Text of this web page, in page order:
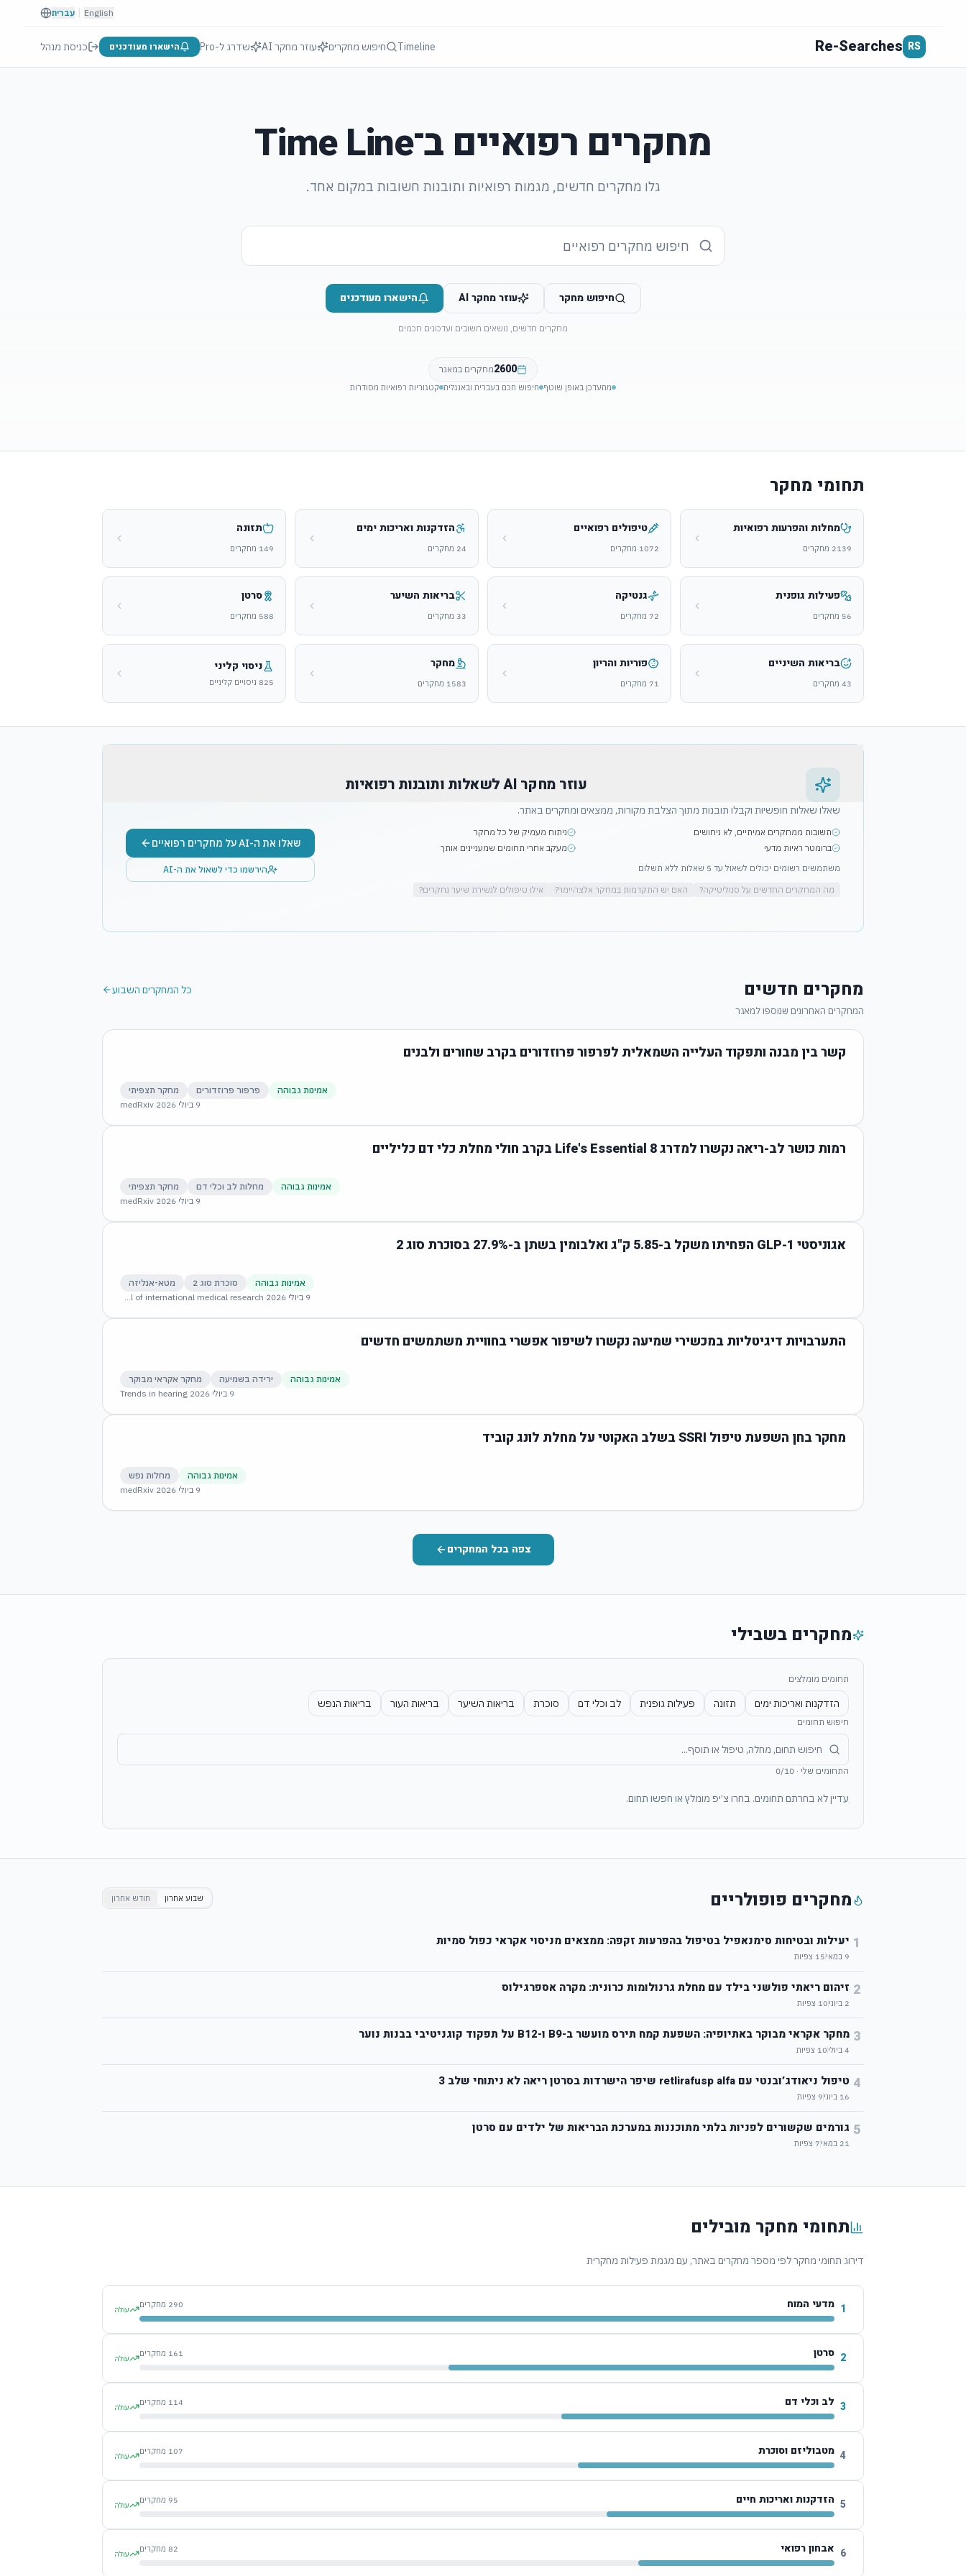
עברית | English
RS
Re-Searches
Timeline חיפוש מחקרים עוזר מחקר AI שדרג ל-Pro הישארו מעודכנים כניסת מנהל
מחקרים רפואיים ב־Time Line
גלו מחקרים חדשים, מגמות רפואיות ותובנות חשובות במקום אחד.
הישארו מעודכנים עוזר מחקר AI חיפוש מחקר
מחקרים חדשים, נושאים חשובים ועדכונים חכמים
2600מחקרים במאגר
מתעדכן באופן שוטף חיפוש חכם בעברית ובאנגלית קטגוריות רפואיות מסודרות
תחומי מחקר
מחלות והפרעות רפואיות
2139 מחקרים
טיפולים רפואיים
1072 מחקרים
הזדקנות ואריכות ימים
24 מחקרים
תזונה
149 מחקרים
פעילות גופנית
56 מחקרים
גנטיקה
72 מחקרים
בריאות השיער
33 מחקרים
סרטן
588 מחקרים
בריאות השיניים
43 מחקרים
פוריות והריון
71 מחקרים
מחקר
1583 מחקרים
ניסוי קליני
825 ניסויים קליניים
עוזר מחקר AI לשאלות ותובנות רפואיות
שאלו שאלות חופשיות וקבלו תובנות מתוך הצלבת מקורות, ממצאים ומחקרים באתר.
תשובות ממחקרים אמיתיים, לא ניחושים
ניתוח מעמיק של כל מחקר
ברומטר ראיות מדעי
מעקב אחרי תחומים שמעניינים אותך
משתמשים רשומים יכולים לשאול עד 5 שאלות ללא תשלום
מה המחקרים החדשים על סנוליטיקה?
האם יש התקדמות במחקר אלצהיימר? אילו טיפולים לנשירת שיער נחקרים?
שאלו את ה-AI על מחקרים רפואיים
הירשמו כדי לשאול את ה-AI
מחקרים חדשים כל המחקרים השבוע
המחקרים האחרונים שנוספו למאגר
קשר בין מבנה ותפקוד העלייה השמאלית לפרפור פרוזדורים בקרב שחורים ולבנים
אמינות גבוהה פרפור פרוזדורים
מחקר תצפיתי
9 ביולי 2026
·
medRxiv
רמות כושר לב-ריאה נקשרו למדרג Life's Essential 8 בקרב חולי מחלת כלי דם כליליים
אמינות גבוהה מחלות לב וכלי דם
מחקר תצפיתי
9 ביולי 2026
·
medRxiv
אגוניסטי GLP-1 הפחיתו משקל ב-5.85 ק"ג ואלבומין בשתן ב-27.9% בסוכרת סוג 2
אמינות גבוהה סוכרת סוג 2
מטא-אנליזה
9 ביולי 2026
·
The Journal of international medical research
התערבויות דיגיטליות במכשירי שמיעה נקשרו לשיפור אפשרי בחוויית משתמשים חדשים
אמינות גבוהה ירידה בשמיעה
מחקר אקראי מבוקר
9 ביולי 2026
·
Trends in hearing
מחקר בחן השפעת טיפול SSRI בשלב האקוטי על מחלת לונג קוביד
אמינות גבוהה
מחלות נפש
9 ביולי 2026
·
medRxiv
צפה בכל המחקרים
מחקרים בשבילי
תחומים מומלצים
הזדקנות ואריכות ימים תזונה פעילות גופנית לב וכלי דם סוכרת בריאות השיער בריאות העור בריאות הנפש
חיפוש תחומים
התחומים שלי ·
0/10
עדיין לא בחרתם תחומים. בחרו צ׳יפ מומלץ או חפשו תחום.
שבוע אחרון חודש אחרון מחקרים פופולריים
1 יעילות ובטיחות סימנאפיל בטיפול בהפרעות זקפה: ממצאים מניסוי אקראי כפול סמיות
9 במאי 15 צפיות
2 זיהום ריאתי פולשני בילד עם מחלת גרנולומות כרונית: מקרה אספרגילוס
2 ביוני 10 צפיות
3 מחקר אקראי מבוקר באתיופיה: השפעת קמח תירס מועשר ב-B9 ו-B12 על תפקוד קוגניטיבי בבנות נוער
4 ביולי 10 צפיות
4 טיפול ניאודג’ובנטי עם retlirafusp alfa שיפר הישרדות בסרטן ריאה לא ניתוחי שלב 3
16 ביוני 9 צפיות
5 גורמים שקשורים לפניות בלתי מתוכננות במערכת הבריאות של ילדים עם סרטן
21 במאי 7 צפיות
תחומי מחקר מובילים
דירוג תחומי מחקר לפי מספר מחקרים באתר, עם מגמת פעילות מחקרית
1 מדעי המוח 290 מחקרים עולה
2 סרטן 161 מחקרים עולה
3 לב וכלי דם 114 מחקרים עולה
4 מטבוליזם וסוכרת 107 מחקרים עולה
5 הזדקנות ואריכות חיים 95 מחקרים עולה
6 אבחון רפואי 82 מחקרים עולה